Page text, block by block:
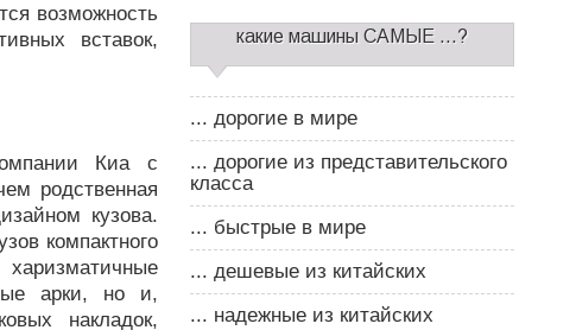
возможность
вставок,
Киа с
родственная
кузова.
компактного
арки, но и,
накладок,
какие машины САМЫЕ ...?
... дорогие в мире
... дорогие из представительского
класса
... быстрые в мире
... дешевые из китайских
... надежные из китайских